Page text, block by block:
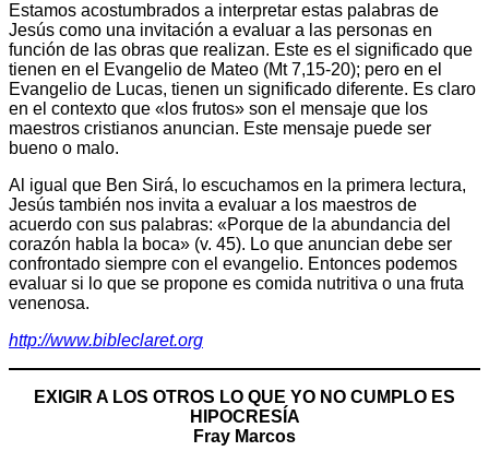
Estamos acostumbrados a interpretar estas palabras de
Jesús como una invitación a evaluar a las personas en
función de las obras que realizan. Este es el significado que
tienen en el Evangelio de Mateo (Mt 7,15-20); pero en el
Evangelio de Lucas, tienen un significado diferente. Es claro
en el contexto que «los frutos» son el mensaje que los
maestros cristianos anuncian. Este mensaje puede ser
bueno o malo.
Al igual que Ben Sirá, lo escuchamos en la primera lectura,
Jesús también nos invita a evaluar a los maestros de
acuerdo con sus palabras: «Porque de la abundancia del
corazón habla la boca» (v. 45). Lo que anuncian debe ser
confrontado siempre con el evangelio. Entonces podemos
evaluar si lo que se propone es comida nutritiva o una fruta
venenosa.
http://www.bibleclaret.org
EXIGIR A LOS OTROS LO QUE YO NO CUMPLO ES
HIPOCRESÍA
Fray Marcos